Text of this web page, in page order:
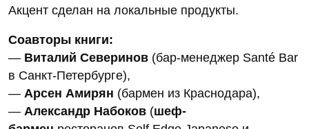
Акцент сделан на локальные продукты.
Соавторы книги:
— Виталий Северинов (бар-менеджер Santé Bar
в Санкт-Петербурге),
— Арсен Амирян (бармен из Краснодара),
— Александр Набоков (шеф-